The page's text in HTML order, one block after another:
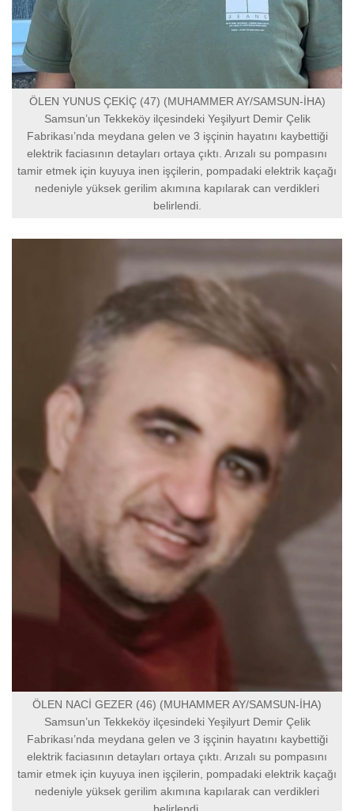
ÖLEN YUNUS ÇEKİÇ (47) (MUHAMMER AY/SAMSUN-İHA)
Samsun’un Tekkeköy ilçesindeki Yeşilyurt Demir Çelik
Fabrikası’nda meydana gelen ve 3 işçinin hayatını kaybettiği
elektrik faciasının detayları ortaya çıktı. Arızalı su pompasını
tamir etmek için kuyuya inen işçilerin, pompadaki elektrik kaçağı
nedeniyle yüksek gerilim akımına kapılarak can verdikleri
belirlendi.
ÖLEN NACİ GEZER (46) (MUHAMMER AY/SAMSUN-İHA)
Samsun’un Tekkeköy ilçesindeki Yeşilyurt Demir Çelik
Fabrikası’nda meydana gelen ve 3 işçinin hayatını kaybettiği
elektrik faciasının detayları ortaya çıktı. Arızalı su pompasını
tamir etmek için kuyuya inen işçilerin, pompadaki elektrik kaçağı
nedeniyle yüksek gerilim akımına kapılarak can verdikleri